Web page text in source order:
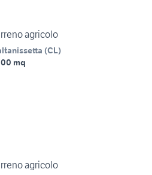
agricolo
(CL)
mq
agricolo